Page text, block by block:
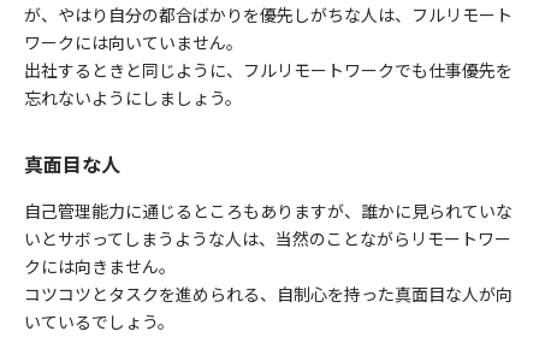
が、やはり自分の都合ばかりを優先しがちな人は、フルリモート
ワークには向いていません。
出社するときと同じように、フルリモートワークでも仕事優先を
忘れないようにしましょう。
真面目な人
自己管理能力に通じるところもありますが、誰かに見られていな
いとサボってしまうような人は、当然のことながらリモートワー
クには向きません。
コツコツとタスクを進められる、自制心を持った真面目な人が向
いているでしょう。